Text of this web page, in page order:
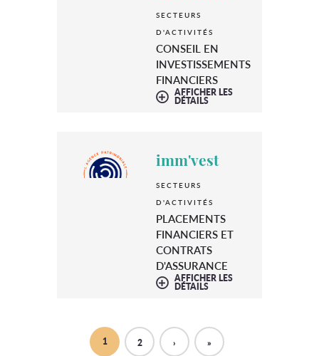
SECTEURS
D'ACTIVITÉS
CONSEIL EN
INVESTISSEMENTS
FINANCIERS
AFFICHER LES
DÉTAILS
imm'vest
SECTEURS
D'ACTIVITÉS
PLACEMENTS
FINANCIERS ET
CONTRATS
D'ASSURANCE
AFFICHER LES
DÉTAILS
1 2 › »